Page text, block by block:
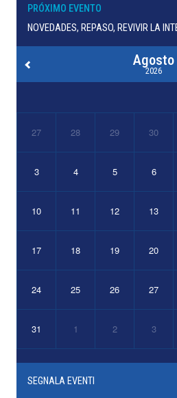
PRÓXIMO EVENTO
NOVEDADES, REPASO, REVIVIR LA
Agosto
2026
27 28 29 30
3 4 5 6
10 11 12 13
17 18 19 20
24 25 26 27
31 1 2 3
SEGNALA EVENTI